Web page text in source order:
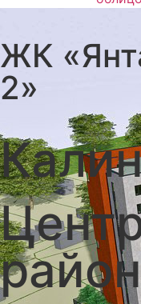
ЖК
2»
район